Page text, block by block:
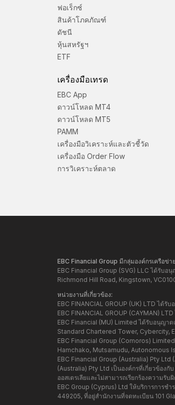
ฟอเร็กซ์
สินค้าโภคภัณฑ์
ดัชนี
หุ้นสหรัฐฯ
ETF
เครื่องมือเทรด
EBC App
ดาวน์โหลด MT4
ดาวน์โหลด MT5
PAMM
เครื่องมือวิเคราะห์และตัวชี้วัด
เครื่องมือ Order Flow
การวิเคราะห์ตลาด
EBC Financial Group มีกลุ่มองค์กรเครือข่า
EBC Financial Group (SVG) LLC ได้รับ
Richmond Hill Road, Kingstown,
หน่วยงานที่เกี่ยวข้อง:
EBC FINANCIAL GROUP (UK) LTD ได้
EBC FINANCIAL GROUP (CAYMAN)
EBC Financial (MU) Limited ได้รับอนุญา
Standard Chartered Tower, Cybercity,
EBC Financial Group (Comoros)
Hamchako, Mutsamudu, Autonomous
EBC Financial Group (Australia) Pty
(Australia) Pty Ltd เป็นองค์กรที่เกี่ยวข้องกั
ออสเตรเลียและไม่สามารถเรียกร้องความรับ
EBC Group (Cyprus) Ltd ให้บริการการช
449205, ที่อยู่สำนักงานที่จดทะเบียน 101